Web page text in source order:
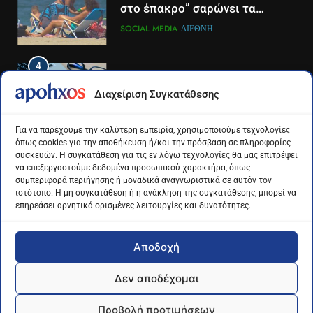
Διαχείριση Συγκατάθεσης
Για να παρέχουμε την καλύτερη εμπειρία, χρησιμοποιούμε τεχνολογίες
όπως cookies για την αποθήκευση ή/και την πρόσβαση σε πληροφορίες
συσκευών. Η συγκατάθεση για τις εν λόγω τεχνολογίες θα μας επιτρέψει
να επεξεργαστούμε δεδομένα προσωπικού χαρακτήρα, όπως
συμπεριφορά περιήγησης ή μοναδικά αναγνωριστικά σε αυτόν τον
ιστότοπο. Η μη συγκατάθεση ή η ανάκληση της συγκατάθεσης, μπορεί να
επηρεάσει αρνητικά ορισμένες λειτουργίες και δυνατότητες.
Αποδοχή
Δεν αποδέχομαι
Προβολή προτιμήσεων
νέα δημοσιογραφική προσθήκη
του ΣΚΑΪ στην Πάτρα
LIFESTYLE-MEDIA ΠΆΤΡΑ-ΔΥΤΙΚΉ ΕΛΛΆΔΑ
4
στον ΣΚΑΙ
5
Ο Παναγιώτης Στάθης στο
«τιμόνι» του κεντρικού δελτίου
ειδήσεων της ΕΡΤ
LIFESTYLE-MEDIA
Στον ΑΝΤ1 η Σία Κοσιώνη- Η
ανακοίνωση του σταθμού
LIFESTYLE-MEDIA
στο έπακρο” σαρώνει τα
σόσιαλ
SOCIAL MEDIA ΔΙΕΘΝΉ
4
κοινωνικής δικτύωσης και οι
χρησιμοποιούνται
περισσότερο για ενημέρωση,
σε παγκόσμιο επίπεδο
5
Διάστημα: Εντοπίστηκαν για
πρώτη φορά ενδείξεις για τον
άνεμο που εκπέμπει η μαύρη
μας
ΔΙΕΘΝΉ ΕΠΙΣΤΉΜΗ
«στερεύουν» από χιόνι
ΕΛΛΆΔΑ ΕΠΙΣΤΉΜΗ
Apohxos.gr - Ενημέρωση με... υπογραφή © 2026
Powered by George Kontogeorgas -